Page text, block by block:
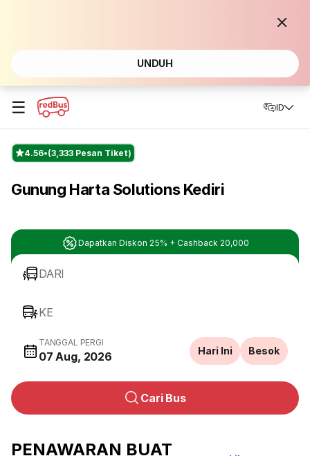
UNDUH
☰ ID
4.56 (3,333 Pesan Tiket)
Gunung Harta Solutions Kediri
Dapatkan Diskon 25% + Cashback 20,000
DARI
KE
TANGGAL PERGI
07 Aug, 2026 Hari Ini Besok
Cari Bus
PENAWARAN BUAT